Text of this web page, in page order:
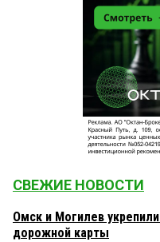
СВЕЖИЕ НОВОСТИ
Омск и Могилев
дорожной карты